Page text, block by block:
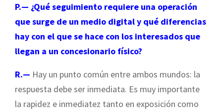
P.— ¿Qué seguimiento requiere una operación
que surge de un medio digital y qué diferencias
hay con el que se hace con los interesados que
llegan a un concesionario físico?
R.— Hay un punto común entre ambos mundos: la
respuesta debe ser inmediata. Es muy importante
la rapidez e inmediatez tanto en exposición como